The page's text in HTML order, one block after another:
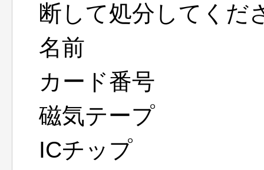
断して処分してくだ
名前
カード番号
磁気テープ
ICチップ